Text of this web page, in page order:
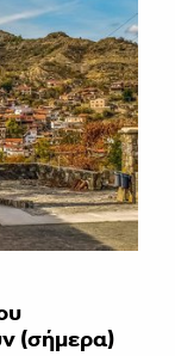
(σήμερα)